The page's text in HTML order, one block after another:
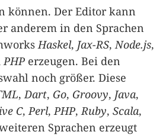
können. Der Editor kann
anderem in den Sprachen
Haskel, Jax-RS,Node.js,
PHP erzeugen. Bei den
noch größer. Diese
,Dart, Go, Groovy, Java,
C,Perl,PHP,Ruby, Scala,
Sprachen erzeugt